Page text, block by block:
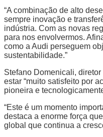
“A combinação de alto
sempre inovação e
indústria. Com as novas
para nos envolvermos.
como a Audi perseguem
sustentabilidade.”
Stefano Domenicali,
estar “muito satisfeito por
pioneira e
“Este é um momento
destaca a enorme força
global que continua a